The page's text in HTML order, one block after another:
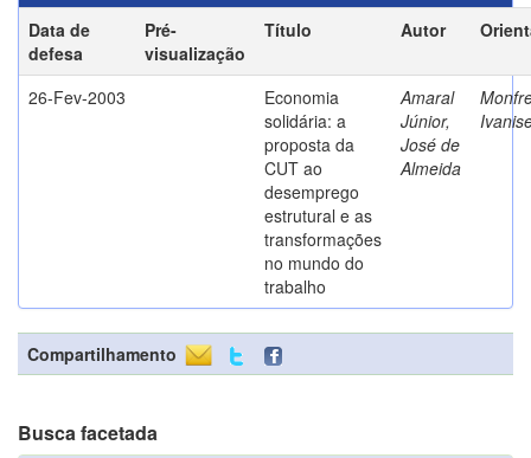
Data de
defesa
Pré-
visualização
Título Autor
26-Fev-2003
Economia
solidária: a
proposta da
CUT ao
desemprego
estrutural e as
transformações
no mundo do
trabalho
Amaral
Júnior,
José de
Almeida
Compartilhamento
Busca facetada